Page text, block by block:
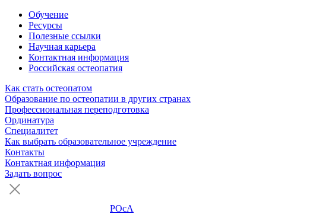
Обучение
Ресурсы
Полезные ссылки
Научная карьера
Контактная информация
Российская остеопатия
Как стать остеопатом
Образование по остеопатии в других странах
Профессиональная переподготовка
Ординатура
Специалитет
Как выбрать образовательное учреждение
Контакты
Контактная информация
Задать вопрос
РОсА